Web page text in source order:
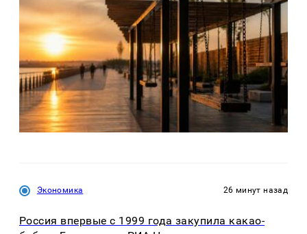
Экономика 26 минут назад
Россия впервые с 1999 года закупила какао-